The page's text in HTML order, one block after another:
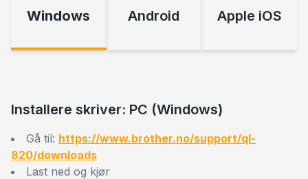
Windows Android Apple iOS
Installere skriver: PC (Windows)
Gå til: https://www.brother.no/support/ql-
820/downloads
Last ned og kjør